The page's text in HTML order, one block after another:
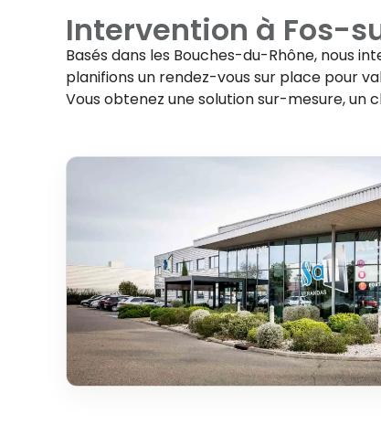
Intervention à Fos-
Basés dans les Bouches-du-Rhône, nous
planifions un rendez-vous sur place pour
Vous obtenez une solution sur-mesure, un